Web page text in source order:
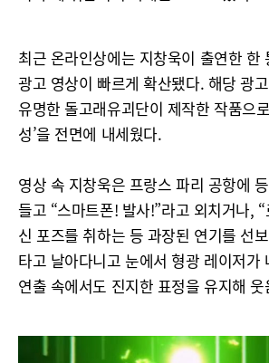
최근 온라인상에는 지창욱이 출연한 한
광고 영상이 빠르게 확산됐다. 해당 광
유명한 돌고래유괴단이 제작한 작품으
성’을 전면에 내세웠다.
영상 속 지창욱은 프랑스 파리 공항에
들고 “스마트폰! 발사!”라고 외치거나,
신 포즈를 취하는 등 과장된 연기를 선
타고 날아다니고 눈에서 형광 레이저가
연출 속에서도 진지한 표정을 유지해